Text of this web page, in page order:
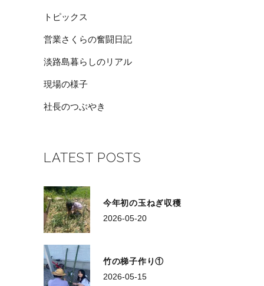
トピックス
営業さくらの奮闘日記
淡路島暮らしのリアル
現場の様子
社長のつぶやき
LATEST POSTS
今年初の玉ねぎ収穫
2026-05-20
竹の梯子作り①
2026-05-15